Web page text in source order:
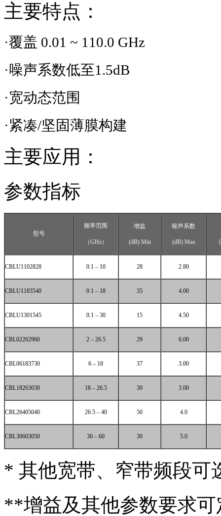
主要特点：
·覆盖 0.01 ~ 110.0 GHz
·噪声系数低至1.5dB
·宽动态范围
·紧凑/坚固薄膜构建
主要应用：
参数指标
型号
频率范围
（GHz）
增益
(dB) Min
噪声系数
(dB) Max
CBLU1102828 0.1 – 10 28 2.80
CBLU1183540 0.1 – 18 35 4.00
CBLU1301545 0.1 – 30 15 4.50
CBL02262960 2 – 26.5 29 6.00
CBL06183730 6 – 18 37 3.00
CBL18263030 18 – 26.5 30 3.00
CBL26405040 26.5 – 40 50 4.0
CBL30603050 30 – 60 30 5.0
* 其他宽带、窄带频段可
**增益及其他参数要求可